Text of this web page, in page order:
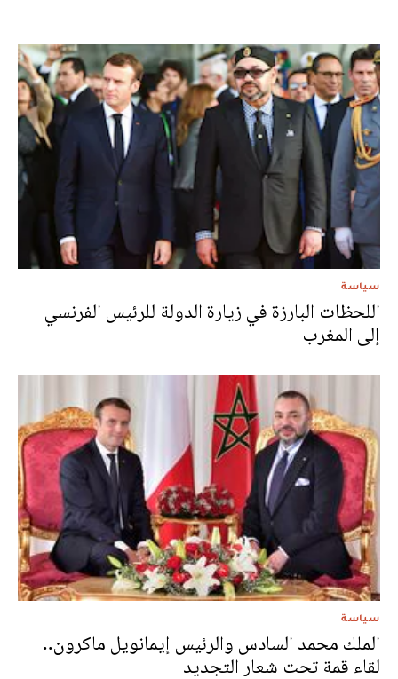
سياسة
اللحظات البارزة في زيارة الدولة للرئيس الفرنسي
إلى المغرب
سياسة
الملك محمد السادس والرئيس إيمانويل ماكرون..
لقاء قمة تحت شعار التجديد